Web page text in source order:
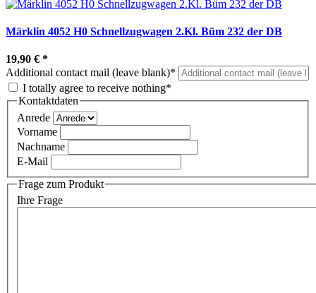
Märklin 4052 H0 Schnellzugwagen 2.Kl. Büm 232 der DB
19,90 € *
Additional contact mail (leave blank)*
I totally agree to receive nothing*
Kontaktdaten
Anrede
Vorname
Nachname
E-Mail
Frage zum Produkt
Ihre Frage